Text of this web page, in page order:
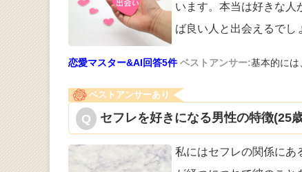
います。本当は好きな人
ば良い人と出会えるでし
恋愛マスター&AI回答5件 ベストアンサー:基本的には
ベストアンサーあり
セフレを好きになる男性の特徴(25歳
私にはセフレの関係にあ